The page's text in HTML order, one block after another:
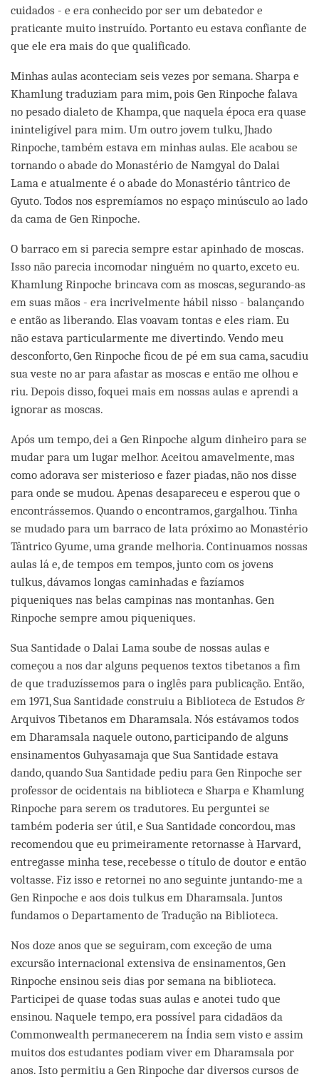
cuidados - e era conhecido por ser um debatedor e
praticante muito instruído. Portanto eu estava confiante de
que ele era mais do que qualificado.
Minhas aulas aconteciam seis vezes por semana. Sharpa e
Khamlung traduziam para mim, pois Gen Rinpoche falava
no pesado dialeto de Khampa, que naquela época era quase
ininteligível para mim. Um outro jovem tulku, Jhado
Rinpoche, também estava em minhas aulas. Ele acabou se
tornando o abade do Monastério de Namgyal do Dalai
Lama e atualmente é o abade do Monastério tântrico de
Gyuto. Todos nos espremíamos no espaço minúsculo ao lado
da cama de Gen Rinpoche.
O barraco em si parecia sempre estar apinhado de moscas.
Isso não parecia incomodar ninguém no quarto, exceto eu.
Khamlung Rinpoche brincava com as moscas, segurando-as
em suas mãos - era incrivelmente hábil nisso - balançando
e então as liberando. Elas voavam tontas e eles riam. Eu
não estava particularmente me divertindo. Vendo meu
desconforto, Gen Rinpoche ficou de pé em sua cama, sacudiu
sua veste no ar para afastar as moscas e então me olhou e
riu. Depois disso, foquei mais em nossas aulas e aprendi a
ignorar as moscas.
Após um tempo, dei a Gen Rinpoche algum dinheiro para se
mudar para um lugar melhor. Aceitou amavelmente, mas
como adorava ser misterioso e fazer piadas, não nos disse
para onde se mudou. Apenas desapareceu e esperou que o
encontrássemos. Quando o encontramos, gargalhou. Tinha
se mudado para um barraco de lata próximo ao Monastério
Tântrico Gyume, uma grande melhoria. Continuamos nossas
aulas lá e, de tempos em tempos, junto com os jovens
tulkus, dávamos longas caminhadas e fazíamos
piqueniques nas belas campinas nas montanhas. Gen
Rinpoche sempre amou piqueniques.
Sua Santidade o Dalai Lama soube de nossas aulas e
começou a nos dar alguns pequenos textos tibetanos a fim
de que traduzíssemos para o inglês para publicação. Então,
em 1971, Sua Santidade construiu a Biblioteca de Estudos &
Arquivos Tibetanos em Dharamsala. Nós estávamos todos
em Dharamsala naquele outono, participando de alguns
ensinamentos Guhyasamaja que Sua Santidade estava
dando, quando Sua Santidade pediu para Gen Rinpoche ser
professor de ocidentais na biblioteca e Sharpa e Khamlung
Rinpoche para serem os tradutores. Eu perguntei se
também poderia ser útil, e Sua Santidade concordou, mas
recomendou que eu primeiramente retornasse à Harvard,
entregasse minha tese, recebesse o título de doutor e então
voltasse. Fiz isso e retornei no ano seguinte juntando-me a
Gen Rinpoche e aos dois tulkus em Dharamsala. Juntos
fundamos o Departamento de Tradução na Biblioteca.
Nos doze anos que se seguiram, com exceção de uma
excursão internacional extensiva de ensinamentos, Gen
Rinpoche ensinou seis dias por semana na biblioteca.
Participei de quase todas suas aulas e anotei tudo que
ensinou. Naquele tempo, era possível para cidadãos da
Commonwealth permanecerem na Índia sem visto e assim
muitos dos estudantes podiam viver em Dharamsala por
anos. Isto permitiu a Gen Rinpoche dar diversos cursos de